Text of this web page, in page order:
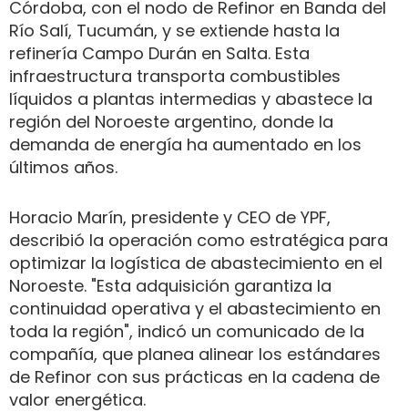
Córdoba, con el nodo de Refinor en Banda del
Río Salí, Tucumán, y se extiende hasta la
refinería Campo Durán en Salta. Esta
infraestructura transporta combustibles
líquidos a plantas intermedias y abastece la
región del Noroeste argentino, donde la
demanda de energía ha aumentado en los
últimos años.
Horacio Marín, presidente y CEO de YPF,
describió la operación como estratégica para
optimizar la logística de abastecimiento en el
Noroeste. "Esta adquisición garantiza la
continuidad operativa y el abastecimiento en
toda la región", indicó un comunicado de la
compañía, que planea alinear los estándares
de Refinor con sus prácticas en la cadena de
valor energética.